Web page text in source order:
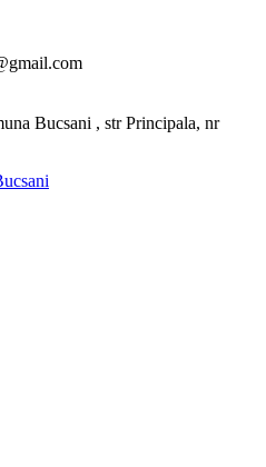
Bucsani , str Principala, nr